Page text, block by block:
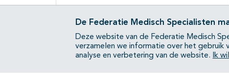
De Federatie Medisch Specialisten
Deze website van de Federatie Medisch
verzamelen we informatie over het
analyse en verbetering van de website.
Ik